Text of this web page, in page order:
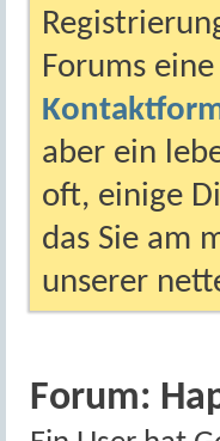
Forums
aber ein
oft, einige
das Sie am
unserer
Forum: